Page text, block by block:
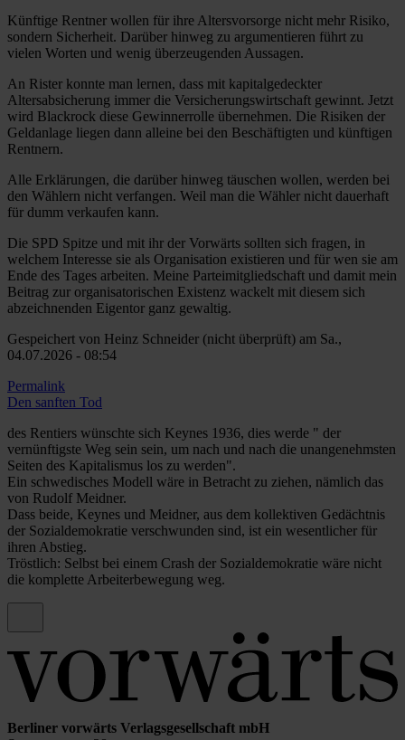
Künftige Rentner wollen für ihre Altersvorsorge nicht mehr Risiko,
sondern Sicherheit. Darüber hinweg zu argumentieren führt zu
vielen Worten und wenig überzeugenden Aussagen.
An Rister konnte man lernen, dass mit kapitalgedeckter
Altersabsicherung immer die Versicherungswirtschaft gewinnt. Jetzt
wird Blackrock diese Gewinnerrolle übernehmen. Die Risiken der
Geldanlage liegen dann alleine bei den Beschäftigten und künftigen
Rentnern.
Alle Erklärungen, die darüber hinweg täuschen wollen, werden bei
den Wählern nicht verfangen. Weil man die Wähler nicht dauerhaft
für dumm verkaufen kann.
Die SPD Spitze und mit ihr der Vorwärts sollten sich fragen, in
welchem Interesse sie als Organisation existieren und für wen sie am
Ende des Tages arbeiten. Meine Parteimitgliedschaft und damit mein
Beitrag zur organisatorischen Existenz wackelt mit diesem sich
abzeichnenden Eigentor ganz gewaltig.
Gespeichert von Heinz Schneider (nicht überprüft) am Sa.,
04.07.2026 - 08:54
Permalink
Den sanften Tod
des Rentiers wünschte sich Keynes 1936, dies werde " der
vernünftigste Weg sein sein, um nach und nach die unangenehmsten
Seiten des Kapitalismus los zu werden".
Ein schwedisches Modell wäre in Betracht zu ziehen, nämlich das
von Rudolf Meidner.
Dass beide, Keynes und Meidner, aus dem kollektiven Gedächtnis
der Sozialdemokratie verschwunden sind, ist ein wesentlicher für
ihren Abstieg.
Tröstlich: Selbst bei einem Crash der Sozialdemokratie wäre nicht
die komplette Arbeiterbewegung weg.
Berliner vorwärts Verlagsgesellschaft mbH